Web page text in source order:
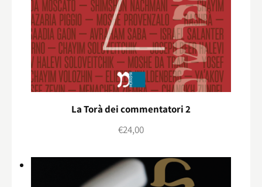
La Torà dei commentatori 2
€24,00